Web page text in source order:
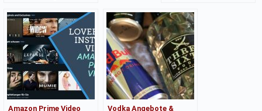
Amazon Prime Video Vodka Angebote &